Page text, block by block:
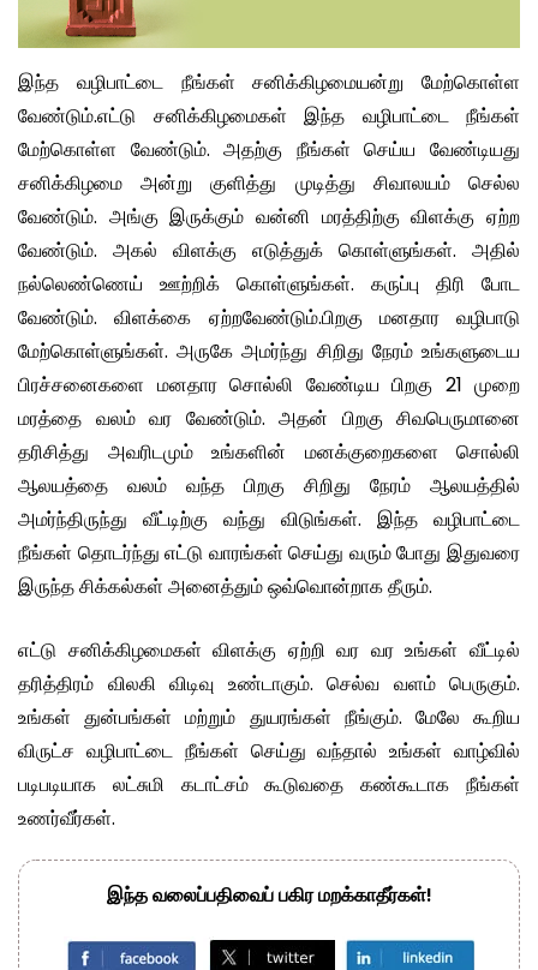
இந்த வழிபாட்டை நீங்கள் சனிக்கிழமையன்று மேற்கொள்ள
வேண்டும்.எட்டு சனிக்கிழமைகள் இந்த வழிபாட்டை நீங்கள்
மேற்கொள்ள வேண்டும். அதற்கு நீங்கள் செய்ய வேண்டியது
சனிக்கிழமை அன்று குளித்து முடித்து சிவாலயம் செல்ல
வேண்டும். அங்கு இருக்கும் வன்னி மரத்திற்கு விளக்கு ஏற்ற
வேண்டும். அகல் விளக்கு எடுத்துக் கொள்ளுங்கள். அதில்
நல்லெண்ணெய் ஊற்றிக் கொள்ளுங்கள். கருப்பு திரி போட
வேண்டும். விளக்கை ஏற்றவேண்டும்.பிறகு மனதார வழிபாடு
மேற்கொள்ளுங்கள். அருகே அமர்ந்து சிறிது நேரம் உங்களுடைய
பிரச்சனைகளை மனதார சொல்லி வேண்டிய பிறகு 21 முறை
மரத்தை வலம் வர வேண்டும். அதன் பிறகு சிவபெருமானை
தரிசித்து அவரிடமும் உங்களின் மனக்குறைகளை சொல்லி
ஆலயத்தை வலம் வந்த பிறகு சிறிது நேரம் ஆலயத்தில்
அமர்ந்திருந்து வீட்டிற்கு வந்து விடுங்கள். இந்த வழிபாட்டை
நீங்கள் தொடர்ந்து எட்டு வாரங்கள் செய்து வரும் போது இதுவரை
இருந்த சிக்கல்கள் அனைத்தும் ஒவ்வொன்றாக தீரும்.
எட்டு சனிக்கிழமைகள் விளக்கு ஏற்றி வர வர உங்கள் வீட்டில்
தரித்திரம் விலகி விடிவு உண்டாகும். செல்வ வளம் பெருகும்.
உங்கள் துன்பங்கள் மற்றும் துயரங்கள் நீங்கும். மேலே கூறிய
விருட்ச வழிபாட்டை நீங்கள் செய்து வந்தால் உங்கள் வாழ்வில்
படிபடியாக லட்சுமி கடாட்சம் கூடுவதை கண்கூடாக நீங்கள்
உணர்வீர்கள்.
இந்த வலைப்பதிவைப் பகிர மறக்காதீர்கள்!